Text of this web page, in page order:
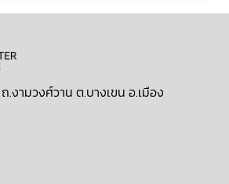
.งามวงศ์วาน ต.บางเขน อ.เมือง